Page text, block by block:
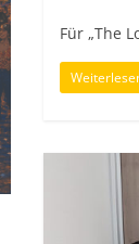
Für „The